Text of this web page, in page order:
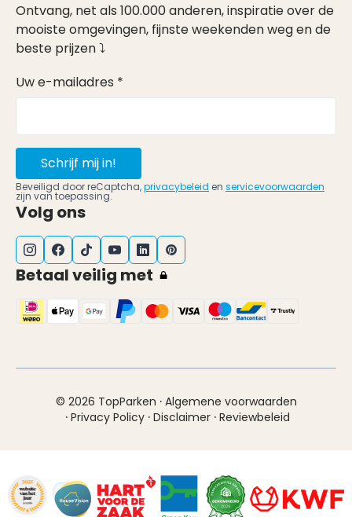
Ontvang, net als 100.000 anderen, inspiratie over de
mooiste omgevingen, fijnste weekenden weg en de
beste prijzen ⤵
Uw e-mailadres *
Schrijf mij in!
Beveiligd door reCaptcha,privacybeleid en servicevoorwaarden
zijn van toepassing.
Volg ons
Betaal veilig met
© 2026 TopParken · Algemene voorwaarden
· Privacy Policy · Disclaimer · Reviewbeleid